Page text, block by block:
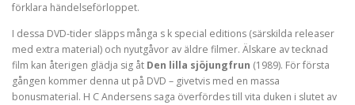
förklara händelseförloppet.
I dessa DVD-tider släpps många s k special editions (särskilda releaser
med extra material) och nyutgåvor av äldre filmer. Älskare av tecknad
film kan återigen glädja sig åt Den lilla sjöjungfrun (1989). För första
gången kommer denna ut på DVD – givetvis med en massa
bonusmaterial. H C Andersens saga överfördes till vita duken i slutet av